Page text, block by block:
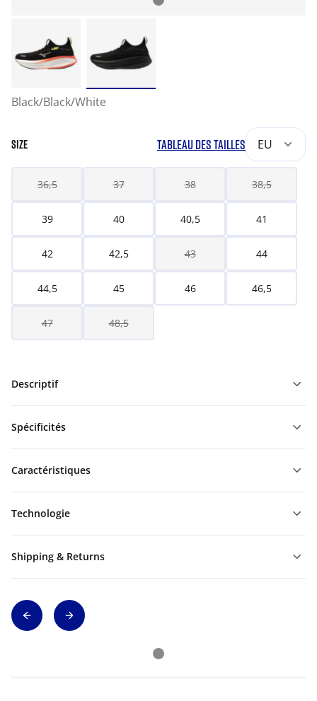
Black/Black/White
SIZE TABLEAU DES TAILLES EU
36,5 37 38 38,5
39 40 40,5 41
42 42,5 43 44
44,5 45 46 46,5
47 48,5
Descriptif
Spécificités
Caractéristiques
Technologie
Shipping & Returns